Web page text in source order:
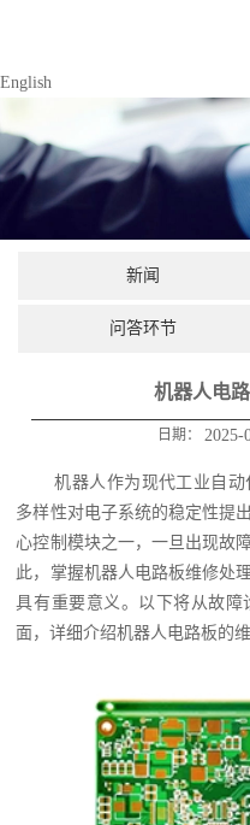
English
新闻
问答环节
机器人电
日期： 2025-
机器人作为现代工业自
多样性对电子系统的稳定性提
心控制模块之一，一旦出现故
此，掌握机器人电路板维修处
具有重要意义。以下将从故
面，详细介绍机器人电路板的